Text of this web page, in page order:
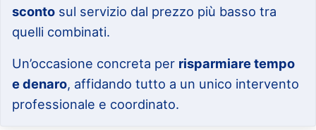
sconto sul servizio dal prezzo più basso tra
quelli combinati.
Un’occasione concreta per risparmiare tempo
e denaro, affidando tutto a un unico intervento
professionale e coordinato.